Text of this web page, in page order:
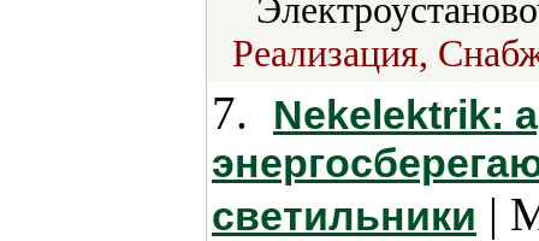
Реализация,
7.
Nekelektrik:
светильники |